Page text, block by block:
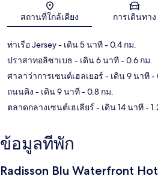
แผนที่
สถานที่ใกล้เคียง การเดินทาง
ท่าเรือ Jersey- เดิน 5 นาที- 0.4 กม.
ปราสาทอลิซาเบธ - เดิน 6 นาที- 0.6 กม.
ศาลาว่าการเซนต์เฮลเยอร์ - เดิน 9 นาที-
ถนนคิง - เดิน 9 นาที- 0.8 กม.
ตลาดกลางเซนต์เฮเลียร์ - เดิน 14 นาที-
ข้อมูลที่พัก
Radisson Blu Waterfront